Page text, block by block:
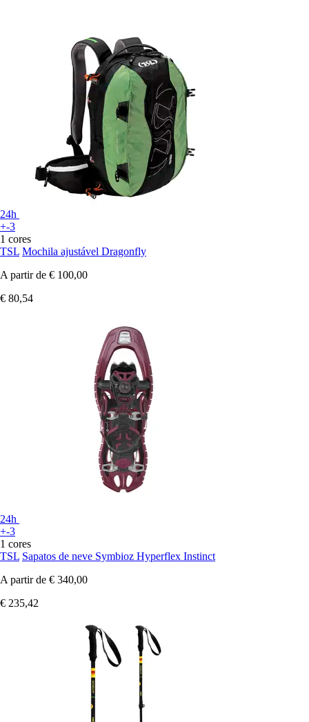
24h
+-3
1 cores
TSL Mochila ajustável Dragonfly
A partir de € 100,00
€ 80,54
24h
+-3
1 cores
TSL Sapatos de neve Symbioz Hyperflex Instinct
A partir de € 340,00
€ 235,42